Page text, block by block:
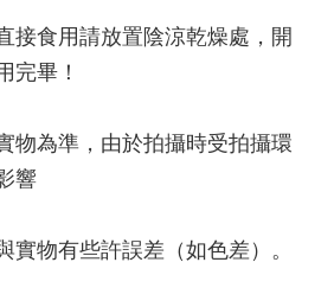
接食用請放置陰涼乾燥處，開
完畢！
物為準，由於拍攝時受拍攝環
響
物有些許誤差（如色差）。